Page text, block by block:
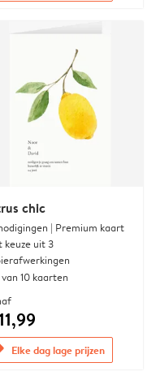
chic
| Premium kaart
keuze uit 3
10 kaarten
Elke dag lage prijzen